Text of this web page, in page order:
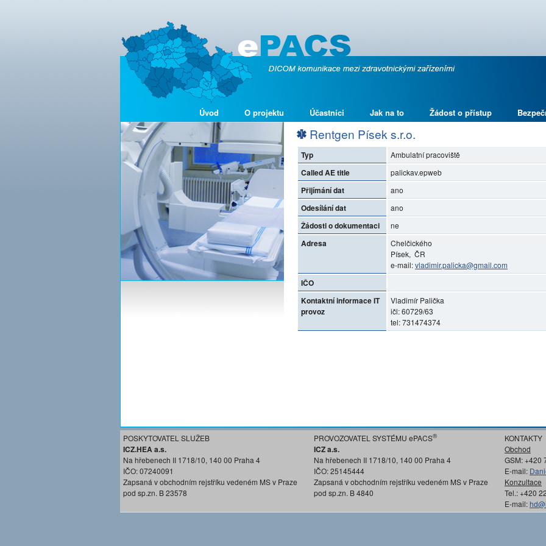
Úvod O projektu Účastníci Jak na to Žádost o přístup
Rentgen Písek s.r.o.
Typ Ambulatní pracoviště
Called AE title palickav.epweb
Přijímání dat ano
Odesílání dat ano
Žádosti o dokumentaci ne
Adresa
Chelčického
Písek, ČR
e-mail:vladimir.palicka@gmail.com
IČO
Kontaktní informace IT
provoz
Vladimír Palička
ičl: 60729/63
tel: 731474374
POSKYTOVATEL SLUŽEB
ICZ.HEA a.s.
Na hřebenech II 1718/10, 140 00 Praha 4
IČO: 07240091
Zapsaná v obchodním rejstříku vedeném MS v Praze
pod sp.zn. B 23578
PROVOZOVATEL SYSTÉMU ePACS®
ICZ a.s.
Na hřebenech II 1718/10, 140 00 Praha 4
IČO: 25145444
Zapsaná v obchodním rejstříku vedeném MS v Praze
pod sp.zn. B 4840
KONTAKTY
Obchod
GSM: +420
E-mail:
Konzultace
Tel.: +420
E-mail: